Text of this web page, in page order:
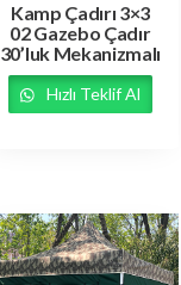
Kamp Çadırı 3×3
02 Gazebo Çadır
30’luk Mekanizmalı
Hızlı Teklif Al